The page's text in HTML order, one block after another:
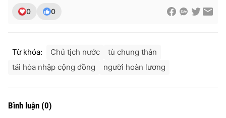
® Cấm sao chép dưới mọi hình thức nếu không có sự chấp
0 0
Từ khóa: Chủ tịch nước
tù chung thân
tái hòa nhập cộng đồng
người hoàn lương
Bình luận (0)